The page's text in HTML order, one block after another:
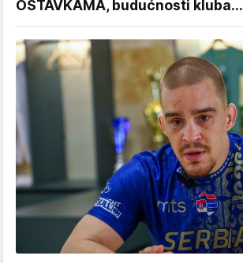
OSTAVKAMA, budućnosti kluba...